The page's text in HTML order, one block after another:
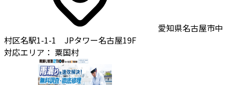
愛知県名古屋市中
村区名駅1-1-1 JPタワー名古屋19F
対応エリア： 粟国村